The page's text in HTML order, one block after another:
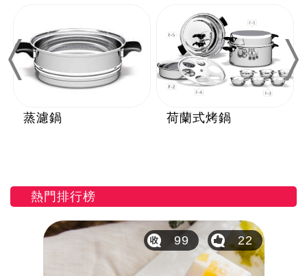
Previous
蒸濾鍋 荷蘭式烤鍋
Next
熱門排行榜
99 22